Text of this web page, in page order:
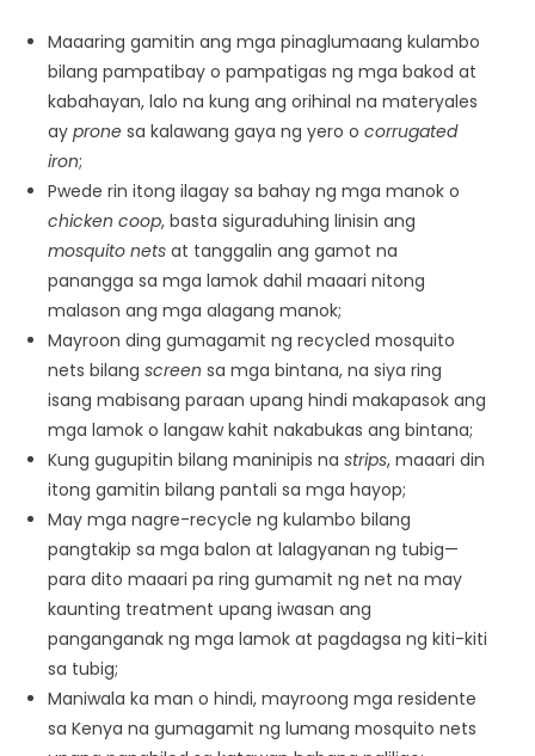
Maaaring gamitin ang mga pinaglumaang kulambo
bilang pampatibay o pampatigas ng mga bakod at
kabahayan, lalo na kung ang orihinal na materyales
ay prone sa kalawang gaya ng yero o corrugated
iron;
Pwede rin itong ilagay sa bahay ng mga manok o
chicken coop, basta siguraduhing linisin ang
mosquito nets at tanggalin ang gamot na
panangga sa mga lamok dahil maaari nitong
malason ang mga alagang manok;
Mayroon ding gumagamit ng recycled mosquito
nets bilang screen sa mga bintana, na siya ring
isang mabisang paraan upang hindi makapasok ang
mga lamok o langaw kahit nakabukas ang bintana;
Kung gugupitin bilang maninipis na strips, maaari din
itong gamitin bilang pantali sa mga hayop;
May mga nagre-recycle ng kulambo bilang
pangtakip sa mga balon at lalagyanan ng tubig—
para dito maaari pa ring gumamit ng net na may
kaunting treatment upang iwasan ang
panganganak ng mga lamok at pagdagsa ng kiti-kiti
sa tubig;
Maniwala ka man o hindi, mayroong mga residente
sa Kenya na gumagamit ng lumang mosquito nets